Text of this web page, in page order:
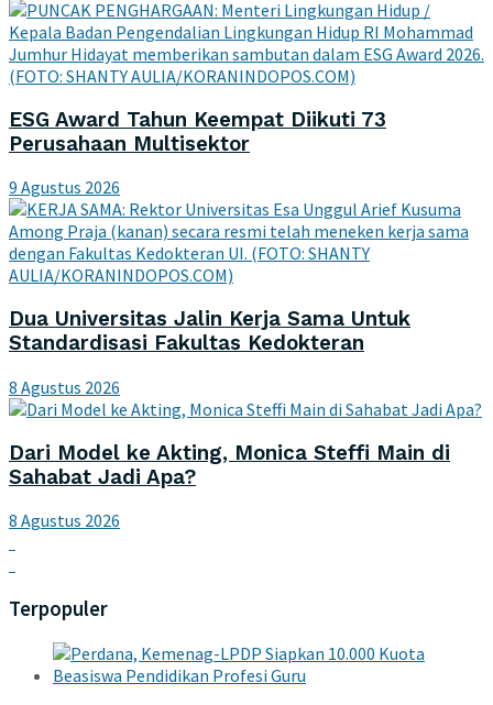
ESG Award Tahun Keempat Diikuti 73
Perusahaan Multisektor
9 Agustus 2026
Dua Universitas Jalin Kerja Sama Untuk
Standardisasi Fakultas Kedokteran
8 Agustus 2026
Dari Model ke Akting, Monica Steffi Main di
Sahabat Jadi Apa?
8 Agustus 2026
Terpopuler